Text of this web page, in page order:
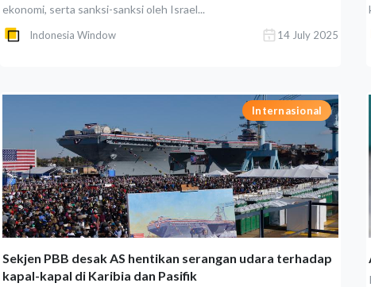
ekonomi, serta sanksi-sanksi oleh Israel...
Indonesia Window 14 July 2025
Internasional
Sekjen PBB desak AS hentikan serangan udara terhadap
kapal-kapal di Karibia dan Pasifik